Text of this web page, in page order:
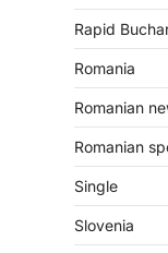
Rapid
Romania
Romanian
Romanian
Single
Slovenia